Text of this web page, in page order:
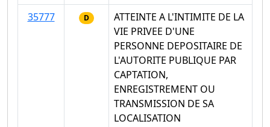
35777
D
ATTEINTE A L'INTIMITE DE LA
VIE PRIVEE D'UNE
PERSONNE DEPOSITAIRE DE
L'AUTORITE PUBLIQUE PAR
CAPTATION,
ENREGISTREMENT OU
TRANSMISSION DE SA
LOCALISATION